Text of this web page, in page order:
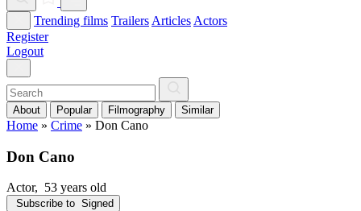
Trending films Trailers Articles Actors
Register
Logout
About Popular Filmography Similar
Home » Crime » Don Cano
Don Cano
Actor, 53 years old
Subscribe to Signed